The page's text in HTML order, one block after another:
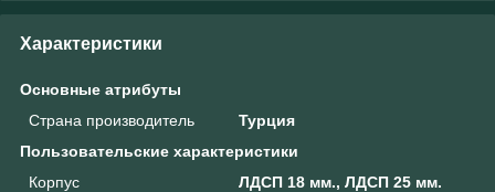
Характеристики
Основные атрибуты
Страна производитель
Турция
Пользовательские характеристики
Корпус
ЛДСП 18 мм., ЛДСП 25 мм.